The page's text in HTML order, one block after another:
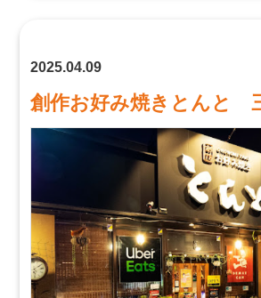
2025.04.09
創作お好み焼きとんと